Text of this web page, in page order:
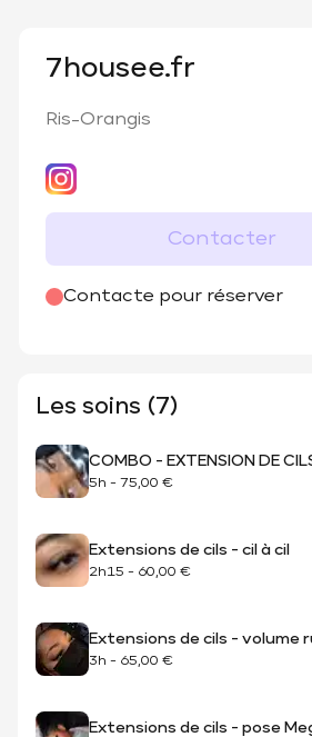
7housee.fr
Ris-Orangis
Contacter
Contacte pour réserver
@7housee.fr
Les soins (7)
COMBO - EXTENSION DE
5h - 75,00 €
Extensions de cils - cil à cil
2h15 - 60,00 €
Extensions de cils - volume
3h - 65,00 €
Extensions de cils - pose